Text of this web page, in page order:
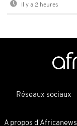
Il y a 2 heures
Réseaux sociaux
A propos d'Africanews